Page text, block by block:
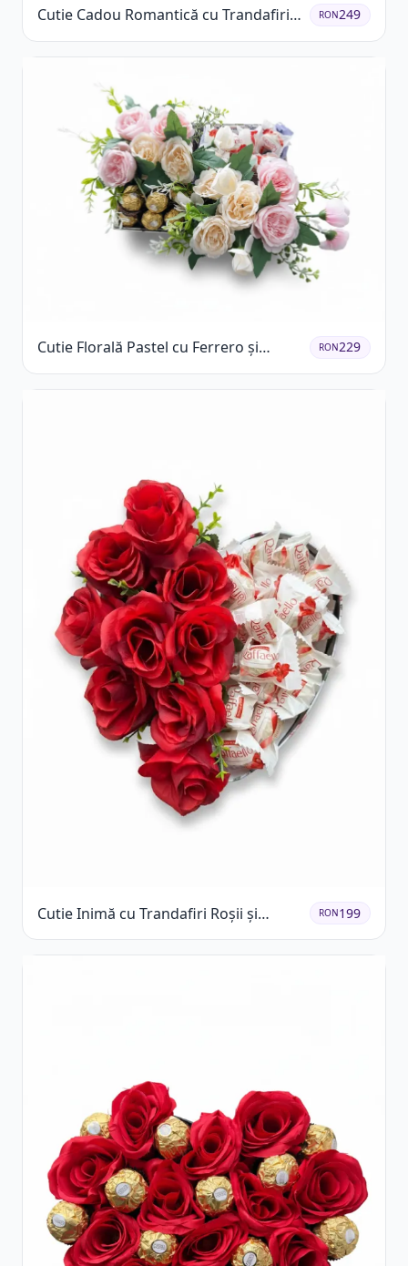
Cutie Cadou Romantică cu Trandafiri
Șampanie și Lumânare
RON249
Cutie Florală Pastel cu Ferrero și
Raffaello
RON229
Cutie Inimă cu Trandafiri Roșii și
Raffaello
RON199